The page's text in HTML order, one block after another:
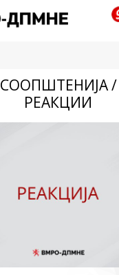
СООПШТЕНИЈА /
РЕАКЦИИ